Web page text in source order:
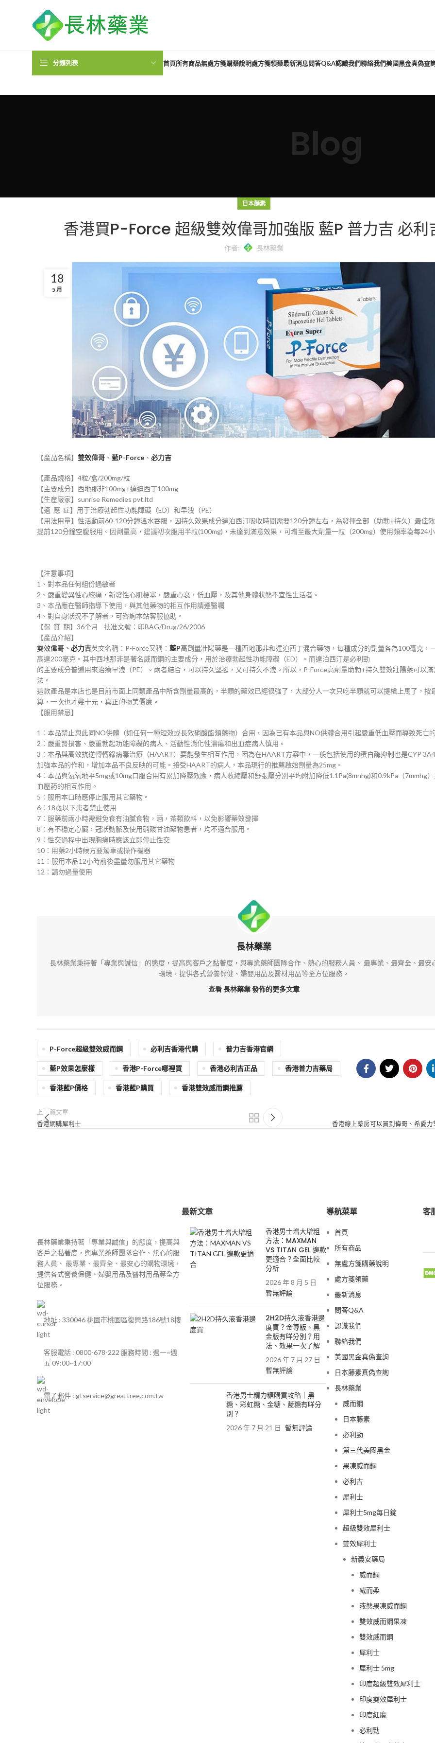
分類列表 首頁所有商品無處方箋購藥說明處方箋領藥最新消息問答Q&A認識我們聯絡我們美國黑金真偽查
Blog
日本藤素
香港買P-Force 超級雙效偉哥加強版 藍P 普力吉 必利
作者: 長林藥業
18
5 月
【產品名稱】 雙效偉哥 、 藍P-Force 、 必力吉
【產品規格】4粒/盒/200mg/粒
【主要成分】西地那非100mg+達迫西丁100mg
【生産廠家】sunrise Remedies pvt.ltd
【適 應 症】用于治療勃起性功能障礙（ED）和早洩（PE）
【用法用量】性活動前60-120分鐘溫水吞服，因持久效果成分達泊西汀吸收時間需要120分鐘左右，為發揮全部（助勃+持久）最佳
提前120分鐘空腹服用。因劑量高，建議初次服用半粒(100mg)，未達到滿意效果，可增至最大劑量一粒（200mg）使用頻率為每24
【注意事項】
1、對本品任何組份過敏者
2、嚴重變異性心絞痛，新發性心肌梗塞，嚴重心衰，低血壓，及其他身體狀態不宜性生活者。
3、本品應在醫師指導下使用，與其他藥物的相互作用請遵醫囑
4、對自身狀況不了解者，可咨詢本站客服協助。
【保 質 期】36个月 批准文號：印BAG/Drug/26/2006
【產品介紹】
雙效偉哥 、 必力吉英文名稱：P-Force又稱： 藍P高劑量壯陽藥是一種西地那非和達迫西丁混合藥物，每種成分的劑量各為100毫克，
高達200毫克。其中西地那非是著名威而鋼的主要成分，用於治療勃起性功能障礙（ED）。而達泊西汀是必利勁
的主要成分普遍用來治療早洩（PE）。兩者結合，可以持久堅挺，又可持久不洩。所以，P-Force高劑量助勃+持久雙效壯陽藥可以
法。
這款產品是本店也是目前市面上同類產品中所含劑量最高的，半顆的藥效已經很強了，大部分人一次只吃半顆就可以提槍上馬了，按
算，一次也才幾十元，真正的物美價廉。
【服用禁忌】
1：本品禁止與此同NO供體（如任何一種短效或長效硝酸酯類藥物）合用，因為已有本品與NO供體合用引起嚴重低血壓而導致死亡
2：嚴重腎損害、嚴重勃起功能障礙的病人、活動性消化性潰瘍和出血症病人慎用。
3：本品與高效抗逆轉轉錄病毒治療（HAART）要能發生相互作用，因為在HAART方案中，一般包括使用的蛋白酶抑制也是CYP
加強本品的作和，增加本品不良反映的可能。接受HAART的病人，本品現行的推薦啟始劑量為25mg。
4：本品與氨氧地平5mg或10mg口服合用有累加降壓效應，病人收縮壓和舒張壓分別平均附加降低1.1Pa(8mnhg)和0.9kPa（7mmhg
血壓葯的相互作用。
5：服用本口時應停止服用其它藥物。
6：18歲以下患者禁止使用
7：服藥前兩小時需避免食有油膩食物，酒，茶類飲料，以免影響藥效發揮
8：有不穩定心臟，冠狀動脈及使用硝酸甘油藥物患者，均不適合服用。
9：性交過程中出現胸痛時應該立即停止性交
10：用藥2小時候方要駕車或操作機器
11：服用本品12小時前後盡量勿服用其它藥物
12：請勿過量使用
長林藥業
長林藥業秉持著「專業與誠信」的態度，提高與客戶之黏著度，與專業藥師團隊合作、熱心的服務人員、 最專業、最齊全、最安
環境，提供各式營養保健、婦嬰用品及醫材用品等全方位服務。
查看 長林藥業發佈的更多文章
P-Force超級雙效威而鋼 必利吉香港代購 普力吉香港官網
藍P效果怎麼樣 香港P-Force哪裡買 香港必利吉正品 香港普力吉藥局
香港藍P價格 香港藍P購買 香港雙效威而鋼推薦
上一篇文章
香港網購犀利士 香港線上藥房可以買到偉哥、希愛
長林藥業秉持著「專業與誠信」的態度，提高與
客戶之黏著度，與專業藥師團隊合作、熱心的服
務人員、 最專業、最齊全、最安心的購物環境，
提供各式營養保健、婦嬰用品及醫材用品等全方
位服務。
地址 : 330046 桃園市桃園區復興路186號18樓
客服電話 : 0800-678-222 服務時間 : 週一~週
五 09:00~17:00
電子郵件 : gtservice@greattree.com.tw
最新文章
香港男士增大增粗
方法：MAXMAN
VS TITAN GEL 邊款
更適合？全面比較
分析
2026 年 8 月 5 日
暫無評論
2H2D持久液香港邊
度買？金尊版、黑
金版有咩分別？用
法、效果一次了解
2026 年 7 月 27 日
暫無評論
香港男士精力糖購買攻略｜黑
糖、彩虹糖、金糖、藍糖有咩分
別？
2026 年 7 月 21 日 暫無評論
導航菜單
首頁
所有商品
無處方箋購藥說明
處方箋領藥
最新消息
問答Q&A
認識我們
聯絡我們
美國黑金真偽查詢
日本藤素真偽查詢
長林藥業
威而鋼
日本藤素
必利勁
第三代美國黑金
果凍威而鋼
必利吉
犀利士
犀利士5mg每日錠
超級雙效犀利士
雙效犀利士
新義安藥局
威而鋼
威而柔
液態果凍威而鋼
雙效威而鋼果凍
雙效威而鋼
犀利士
犀利士 5mg
印度超級雙效犀利士
印度雙效犀利士
印度紅魔
必利勁
客